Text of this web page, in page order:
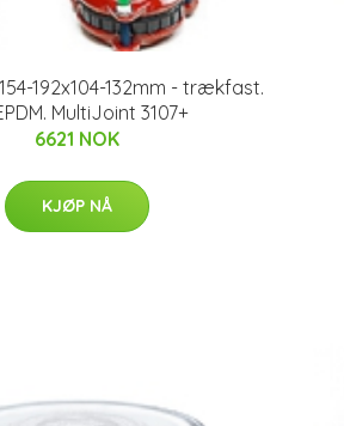
192x104-132mm - trækfast.
MultiJoint 3107+
6621 NOK
KJØP NÅ